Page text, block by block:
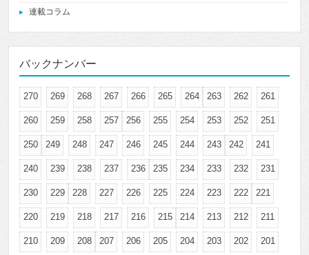
連載コラム
バックナンバー
270 269 268 267 266 265 264 263 262 261
260 259 258 257 256 255 254 253 252 251
250 249 248 247 246 245 244 243 242 241
240 239 238 237 236 235 234 233 232 231
230 229 228 227 226 225 224 223 222 221
220 219 218 217 216 215 214 213 212 211
210 209 208 207 206 205 204 203 202 201